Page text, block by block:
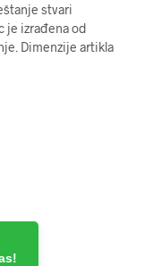
stvari
je izrađena od
Dimenzije artikla